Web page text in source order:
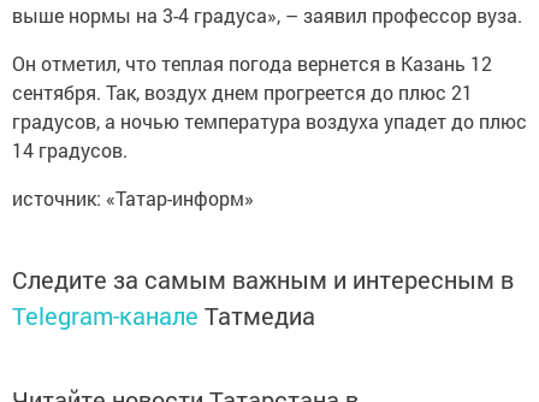
выше нормы на 3-4 градуса», – заявил профессор вуза.
Он отметил, что теплая погода вернется в Казань 12
сентября. Так, воздух днем прогреется до плюс 21
градусов, а ночью температура воздуха упадет до плюс
14 градусов.
источник: «Татар-информ»
Следите за самым важным и интересным в
Telegram-канале Татмедиа